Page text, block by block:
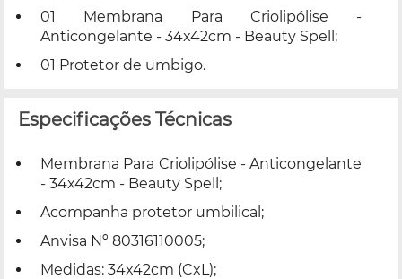
01 Membrana Para Criolipólise -
Anticongelante - 34x42cm - Beauty Spell;
01 Protetor de umbigo.
Especificações Técnicas
Membrana Para Criolipólise - Anticongelante
- 34x42cm - Beauty Spell;
Acompanha protetor umbilical;
Anvisa Nº 80316110005;
Medidas: 34x42cm (CxL);